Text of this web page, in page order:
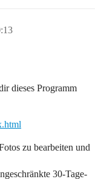
dieses Programm
zu bearbeiten und
30-Tage-